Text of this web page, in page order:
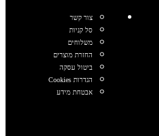
צור קשר
סל קניות
משלוחים
החזרת מוצרים
ביטול עסקה
הגדרות Cookies
אבטחת מידע